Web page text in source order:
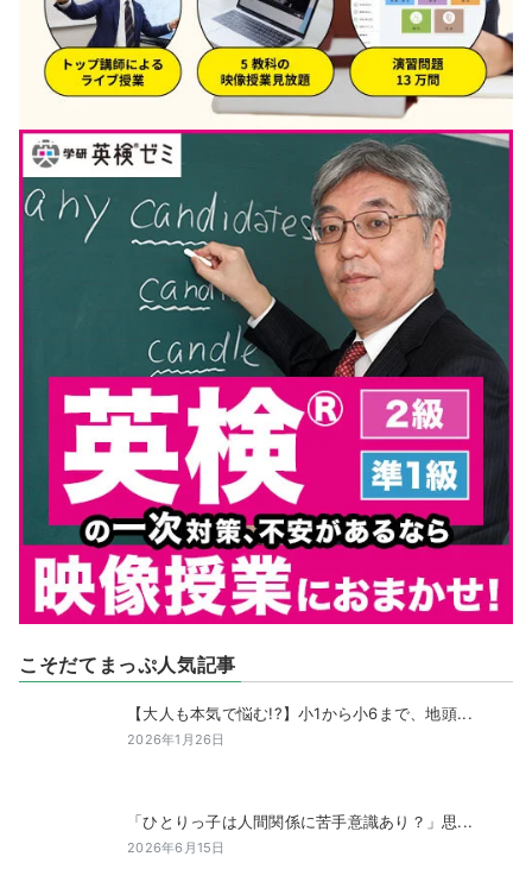
こそだてまっぷ人気記事
【大人も本気で悩む!?】小1から小6まで、地頭...
2026年1月26日
「ひとりっ子は人間関係に苦手意識あり？」思...
2026年6月15日